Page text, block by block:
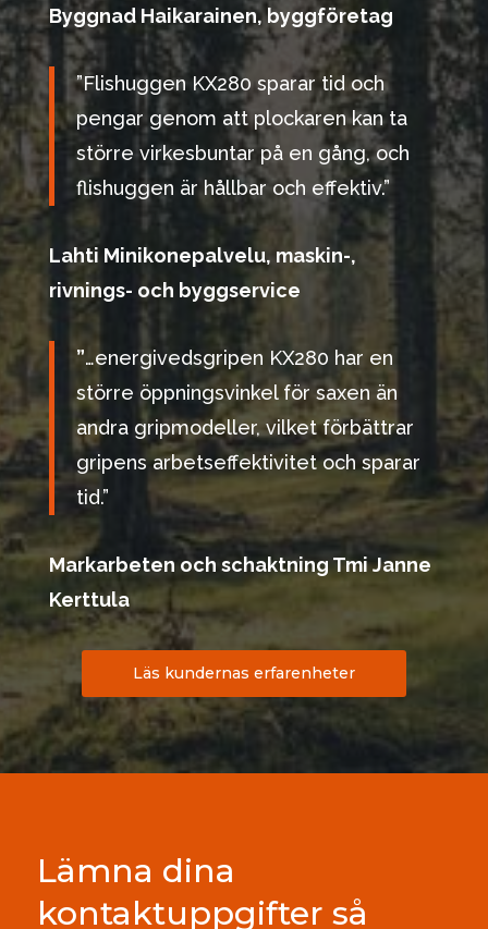
Byggnad Haikarainen, byggföretag
”Flishuggen KX280 sparar tid och
pengar genom att plockaren kan ta
större virkesbuntar på en gång, och
flishuggen är hållbar och effektiv.”
Lahti Minikonepalvelu, maskin-,
rivnings- och byggservice
”…energivedsgripen KX280 har en
större öppningsvinkel för saxen än
andra gripmodeller, vilket förbättrar
gripens arbetseffektivitet och sparar
tid.”
Markarbeten och schaktning Tmi Janne
Kerttula
Läs kundernas erfarenheter
Lämna dina
kontaktuppgifter så